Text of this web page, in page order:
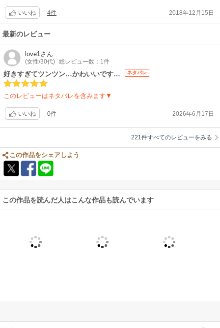
いいね 4件 2018年12月15日
最新のレビュー
love1さん
(女性/30代) 総レビュー数：1件
好きすぎてツンツン…かわいいです… ネタバレ
このレビューはネタバレを含みます▼
いいね 0件 2026年6月17日
221件すべてのレビューをみる
この作品をシェアしよう
この作品を読んだ人はこんな作品も読んでいます